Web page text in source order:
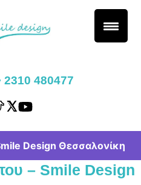
2310 480477
Design Θεσσαλονίκη
– Smile Design